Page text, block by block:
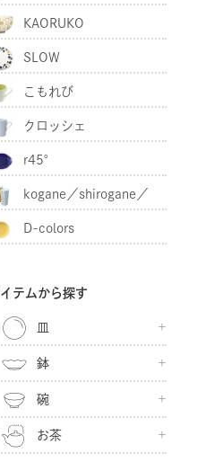
KAORUKO
SLOW
こもれび
クロッシェ
r45°
kogane／shirogane／
D-colors
テムから探す
皿
鉢
碗
お茶